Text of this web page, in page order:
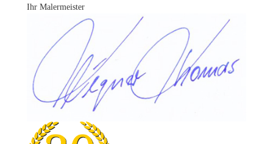
Ihr Malermeister